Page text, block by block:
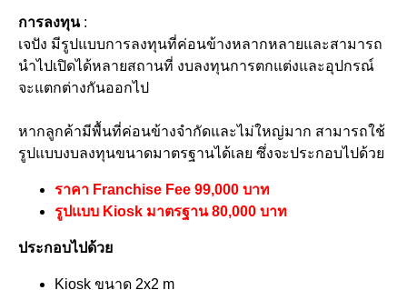
การลงทุน:
เจปัง มีรูปแบบการลงทุนที่ค่อนข้างหลากหลายและสามารถ
นำไปเปิดได้หลายสถานที่ งบลงทุนการตกแต่งและอุปกรณ์
จะแตกต่างกันออกไป
หากลูกค้ามีพื้นที่ค่อนข้างจำกัดและไม่ใหญ่มาก สามารถใช้
รูปแบบงบลงทุนขนาดมาตรฐานได้เลย ซึ่งจะประกอบไปด้วย
ราคา Franchise Fee 99,000 บาท
รูปแบบ Kiosk มาตรฐาน 80,000 บาท
ประกอบไปด้วย
Kiosk ขนาด 2x2 m